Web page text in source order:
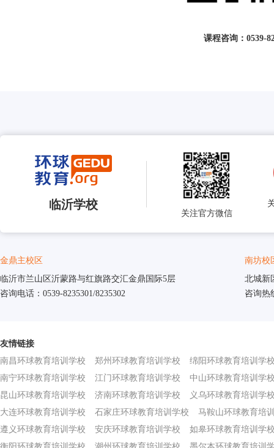
课程咨询： 0539-
临沂学校
关注官方微信
金鼎主校区
临沂市兰山区沂蒙路与红旗路交汇金鼎国际5层
咨询电话：0539-8235301/8235302
南坊校
北城新
咨询热
友情链接
南昌环球教育培训学校
郑州环球教育培训学校
绵阳环球教育培训学
南宁环球教育培训学校
江门环球教育培训学校
中山环球教育培训学
昆山环球教育培训学校
济南环球教育培训学校
义乌环球教育培训学
大连环球教育培训学校
石家庄环球教育培训学校
马鞍山环球教育培
遵义环球教育培训学校
安庆环球教育培训学校
如皋环球教育培训学